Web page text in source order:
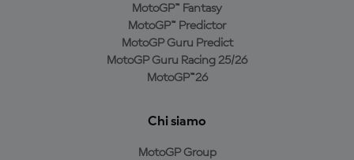
MotoGP™ Fantasy
MotoGP™ Predictor
MotoGP Guru Predict
MotoGP Guru Racing 25/26
MotoGP™26
Chi siamo
MotoGP Group